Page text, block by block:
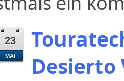
23
MAI